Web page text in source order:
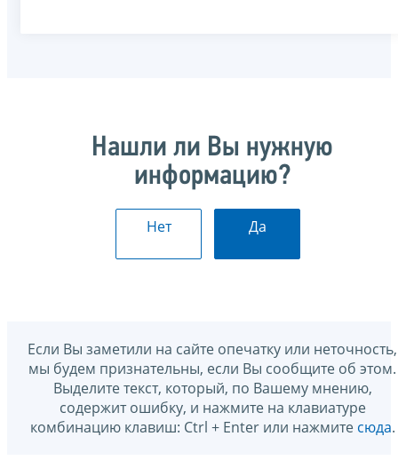
Нашли ли Вы нужную
информацию?
Нет Да
Если Вы заметили на сайте опечатку или неточность,
мы будем признательны, если Вы сообщите об этом.
Выделите текст, который, по Вашему мнению,
содержит ошибку, и нажмите на клавиатуре
комбинацию клавиш: Ctrl + Enter или нажмите сюда.